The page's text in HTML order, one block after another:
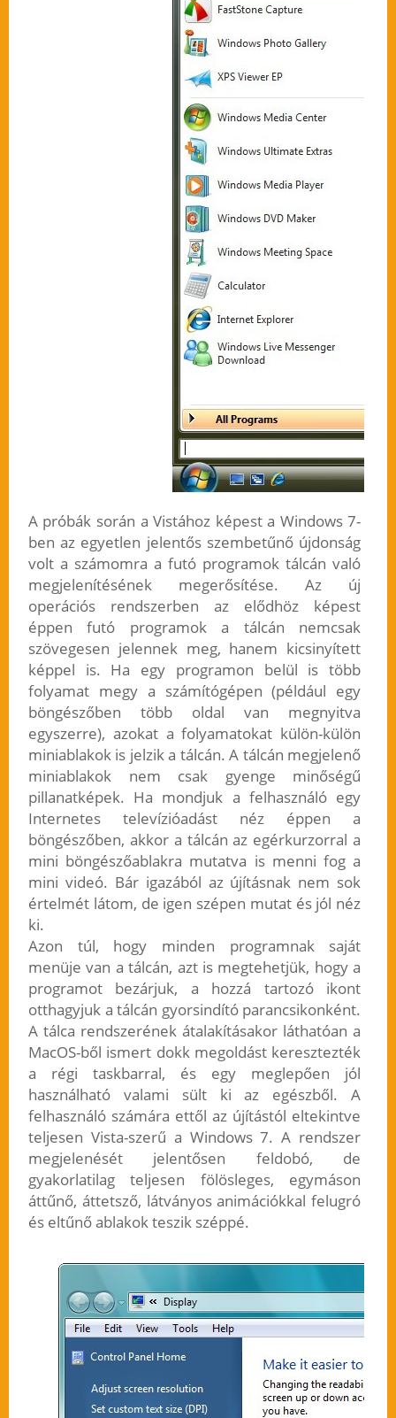
A próbák során a Vistához képest a Windows 7-
ben az egyetlen jelentős szembetűnő újdonság
volt a számomra a futó programok tálcán való
megjelenítésének megerősítése. Az új
operációs rendszerben az elődhöz képest
éppen futó programok a tálcán nemcsak
szövegesen jelennek meg, hanem kicsinyített
képpel is. Ha egy programon belül is több
folyamat megy a számítógépen (például egy
böngészőben több oldal van megnyitva
egyszerre), azokat a folyamatokat külön-külön
miniablakok is jelzik a tálcán. A tálcán megjelenő
miniablakok nem csak gyenge minőségű
pillanatképek. Ha mondjuk a felhasználó egy
Internetes televízióadást néz éppen a
böngészőben, akkor a tálcán az egérkurzorral a
mini böngészőablakra mutatva is menni fog a
mini videó. Bár igazából az újításnak nem sok
értelmét látom, de igen szépen mutat és jól néz
ki.
Azon túl, hogy minden programnak saját
menüje van a tálcán, azt is megtehetjük, hogy a
programot bezárjuk, a hozzá tartozó ikont
otthagyjuk a tálcán gyorsindító parancsikonként.
A tálca rendszerének átalakításakor láthatóan a
MacOS-ből ismert dokk megoldást keresztezték
a régi taskbarral, és egy meglepően jól
használható valami sült ki az egészből. A
felhasználó számára ettől az újítástól eltekintve
teljesen Vista-szerű a Windows 7. A rendszer
megjelenését jelentősen feldobó, de
gyakorlatilag teljesen fölösleges, egymáson
áttűnő, áttetsző, látványos animációkkal felugró
és eltűnő ablakok teszik széppé.